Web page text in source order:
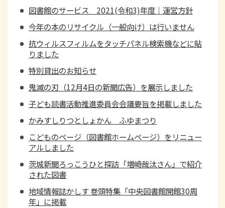
図書館のサービス 2021(令和3)年度｜運営方針
今年の本のリサイクル（一般向け）は行いません
抗ウィルスフィルムをタッチパネル検索機などに貼
りました
特別貸出のお知らせ
鬼滅の刃（12月4日の新聞広告）を展示しました
子ども読書活動推進委員会会議要旨を掲載しました
かみすしりつとしょかん ふゆまつり
こどものページ（図書館ホームページ）をリニュー
アルしました
茨城新聞ろっこうひと探訪「増崎哉汰さん」で紹介
された図書
地域情報誌かしす 巻頭特集「中央図書館開館30周
年」に掲載